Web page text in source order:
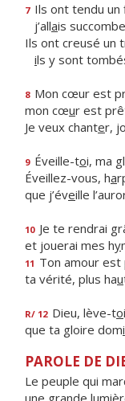
7 Ils ont tendu un
j’allais
Ils ont creusé un
ils y sont
8 Mon cœur est
mon cœur est
Je veux chanter,
9 Éveille-toi, ma
Éveillez-vous, ha
que j’éveille
10 Je te rendrai
et jouerai mes hy
11 Ton amour est
ta vérité, plus hau
R/ 12 Dieu, lève-to
que ta gloire domi
PAROLE DE
Le peuple qui
une grande